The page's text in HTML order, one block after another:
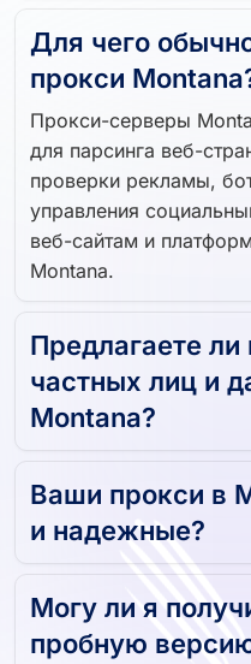
Для чего
прокси
Прокси-серверы
для парсинга веб-
проверки рекламы,
управления
веб-сайтам и
Montana.
Предлагаете
частных лиц и
Montana?
Ваши прокси в
и надежные?
Могу ли я
пробную